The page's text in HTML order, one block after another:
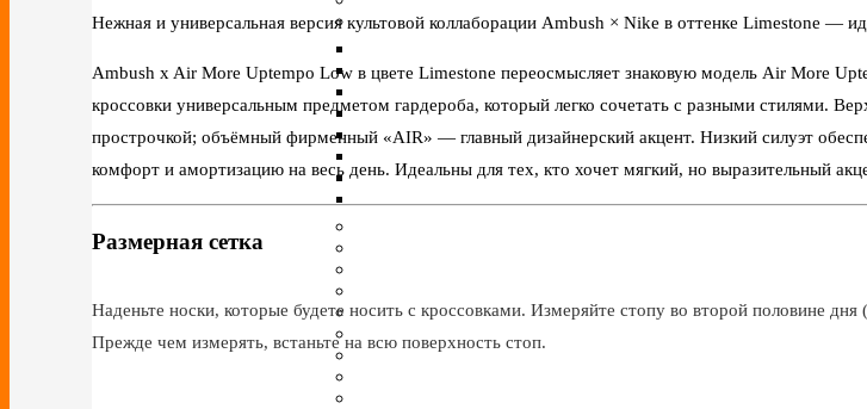
Нежная и универсальная версия культовой коллаборации Ambush × Nike в оттенке Limestone —
Ambush x Air More Uptempo Low в цвете Limestone переосмысляет знаковую модель Air More
кроссовки универсальным предметом гардероба, который легко сочетать с разными стилями.
прострочкой; объёмный фирменный «AIR» — главный дизайнерский акцент. Низкий силуэт
комфорт и амортизацию на весь день. Идеальны для тех, кто хочет мягкий, но выразительный
Размерная сетка
Наденьте носки, которые будете носить с кроссовками. Измеряйте стопу во второй половине
Прежде чем измерять, встаньте на всю поверхность стоп.